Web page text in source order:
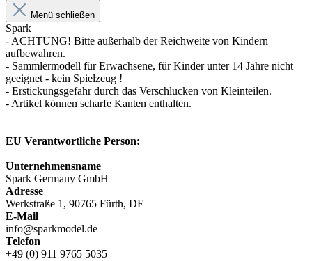
Menü schließen
Spark
- ACHTUNG! Bitte außerhalb der Reichweite von Kindern
aufbewahren.
- Sammlermodell für Erwachsene, für Kinder unter 14 Jahre nicht
geeignet - kein Spielzeug !
- Erstickungsgefahr durch das Verschlucken von Kleinteilen.
- Artikel können scharfe Kanten enthalten.
EU Verantwortliche Person:
Unternehmensname
Spark Germany GmbH
Adresse
Werkstraße 1, 90765 Fürth, DE
E-Mail
info@sparkmodel.de
Telefon
+49 (0) 911 9765 5035